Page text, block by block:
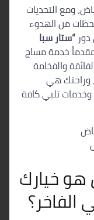
ومع التحديات
من الهدوء
“ستار سبا
مقدماً خدمة مساج
والفخامة
وراحتك هي
وخدمات تلبي كافة
هو خيارك
الفاخر؟